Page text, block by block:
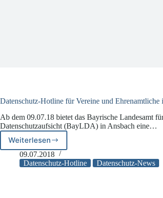
Datenschutz-Hotline für Vereine und Ehrenamtliche
Ab dem 09.07.18 bietet das Bayrische Landesamt
Datenschutzaufsicht (BayLDA) in Ansbach eine…
WeiterlesenDatenschutz-
Hotline
für
09.07.2018
Datenschutz-Hotline
Datenschutz-News